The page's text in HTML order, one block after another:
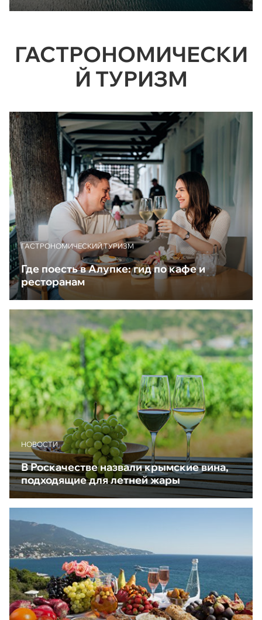
ГАСТРОНОМИЧЕСКИ
Й ТУРИЗМ
ГАСТРОНОМИЧЕСКИЙ ТУРИЗМ
Где поесть в Алупке: гид по кафе и
ресторанам
НОВОСТИ
В Роскачестве назвали крымские вина,
подходящие для летней жары